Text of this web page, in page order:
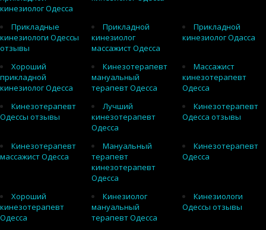
кинезиолог Одесса
Прикладные
кинезиологи Одессы
отзывы
Прикладной
кинезиолог
массажист Одесса
Прикладной
кинезиолог Одасса
Хороший
прикладной
кинезиолог Одесса
Кинезотерапевт
мануальный
терапевт Одесса
Массажист
кинезотерапевт
Одесса
Кинезотерапевт
Одессы отзывы
Лучший
кинезотерапевт
Одесса
Кинезотерапевт
Одесса отзывы
Кинезотерапевт
массажист Одесса
Мануальный
терапевт
кинезотерапевт
Одесса
Кинезотерапевт
Одесса
Хороший
кинезотерапевт
Одесса
Кинезиолог
мануальный
терапевт Одесса
Кинезиологи
Одессы отзывы